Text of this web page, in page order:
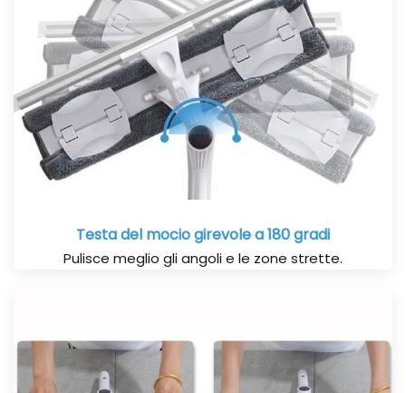
Testa del mocio girevole a 180 gradi
Pulisce meglio gli angoli e le zone strette.